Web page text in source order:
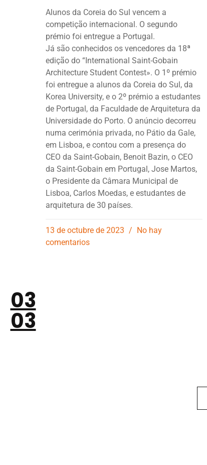
Alunos da Coreia do Sul vencem a
competição internacional. O segundo
prémio foi entregue a Portugal.
Já são conhecidos os vencedores da 18ª
edição do “International Saint-Gobain
Architecture Student Contest». O 1º prémio
foi entregue a alunos da Coreia do Sul, da
Korea University, e o 2º prémio a estudantes
de Portugal, da Faculdade de Arquitetura da
Universidade do Porto. O anúncio decorreu
numa cerimónia privada, no Pátio da Gale,
em Lisboa, e contou com a presença do
CEO da Saint-Gobain, Benoit Bazin, o CEO
da Saint-Gobain em Portugal, Jose Martos,
o Presidente da Câmara Municipal de
Lisboa, Carlos Moedas, e estudantes de
arquitetura de 30 países.
13 de octubre de 2023
No hay
comentarios
03
03